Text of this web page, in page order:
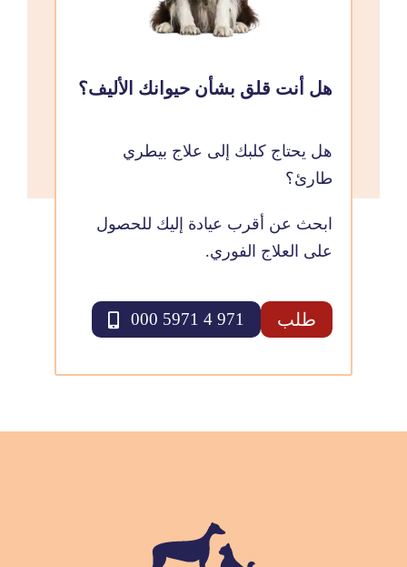
هل أنت قلق بشأن حيوانك الأليف؟
هل يحتاج كلبك إلى علاج بيطري
طارئ؟
ابحث عن أقرب عيادة إليك للحصول
على العلاج الفوري.
طلب 971 4 5971 000